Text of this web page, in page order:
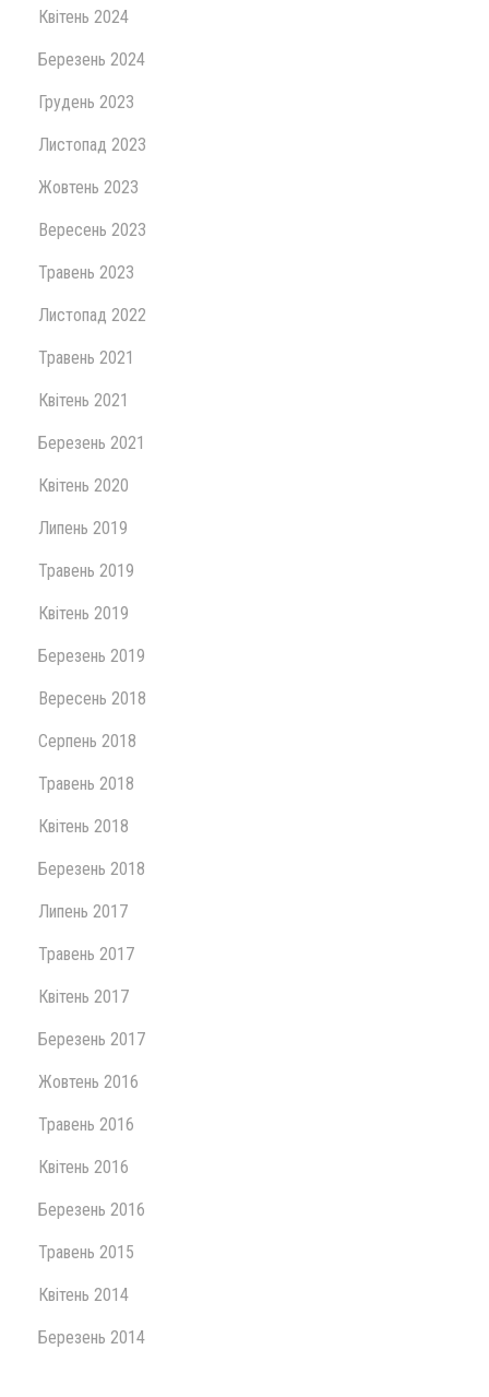
Квітень 2024
Березень 2024
Грудень 2023
Листопад 2023
Жовтень 2023
Вересень 2023
Травень 2023
Листопад 2022
Травень 2021
Квітень 2021
Березень 2021
Квітень 2020
Липень 2019
Травень 2019
Квітень 2019
Березень 2019
Вересень 2018
Серпень 2018
Травень 2018
Квітень 2018
Березень 2018
Липень 2017
Травень 2017
Квітень 2017
Березень 2017
Жовтень 2016
Травень 2016
Квітень 2016
Березень 2016
Травень 2015
Квітень 2014
Березень 2014